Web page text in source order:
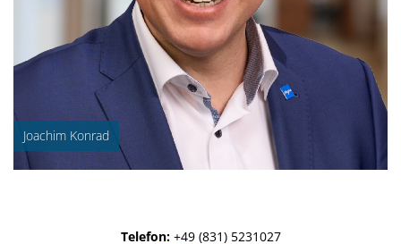
Joachim Konrad
Telefon: +49 (831) 5231027